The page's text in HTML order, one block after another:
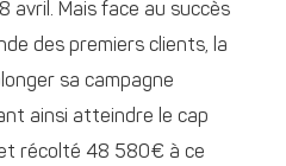
avril. Mais face au succès
des premiers clients, la
sa campagne
ainsi atteindre le cap
récolté 48 580€ à ce